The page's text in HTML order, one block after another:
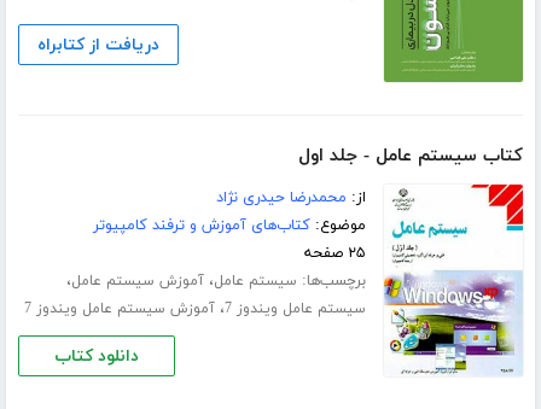
دریافت از کتابراه
کتاب سیستم عامل - جلد اول
از: محمدرضا حیدری نژاد
موضوع:کتاب‌های آموزش و ترفند کامپیوتر
۲۵ صفحه
برچسب‌ها: سیستم عامل،آموزش سیستم عامل،
سیستم عامل ویندوز 7 ،آموزش سیستم عامل ویندوز 7
دانلود کتاب